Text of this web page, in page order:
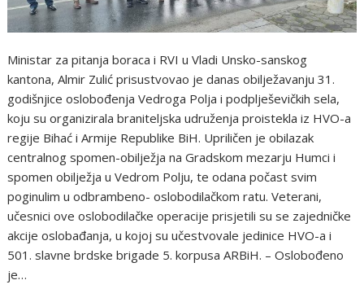
Ministar za pitanja boraca i RVI u Vladi Unsko-sanskog
kantona, Almir Zulić prisustvovao je danas obilježavanju 31.
godišnjice oslobođenja Vedroga Polja i podplješevičkih sela,
koju su organizirala braniteljska udruženja proistekla iz HVO-a
regije Bihać i Armije Republike BiH. Upriličen je obilazak
centralnog spomen-obilježja na Gradskom mezarju Humci i
spomen obilježja u Vedrom Polju, te odana počast svim
poginulim u odbrambeno- oslobodilačkom ratu. Veterani,
učesnici ove oslobodilačke operacije prisjetili su se zajedničke
akcije oslobađanja, u kojoj su učestvovale jedinice HVO-a i
501. slavne brdske brigade 5. korpusa ARBiH. – Oslobođeno
je…